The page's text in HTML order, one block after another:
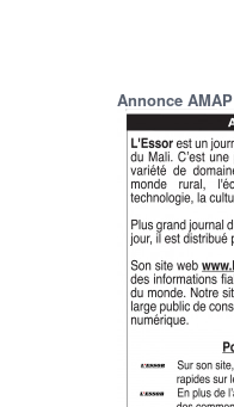
Annonce AMAP